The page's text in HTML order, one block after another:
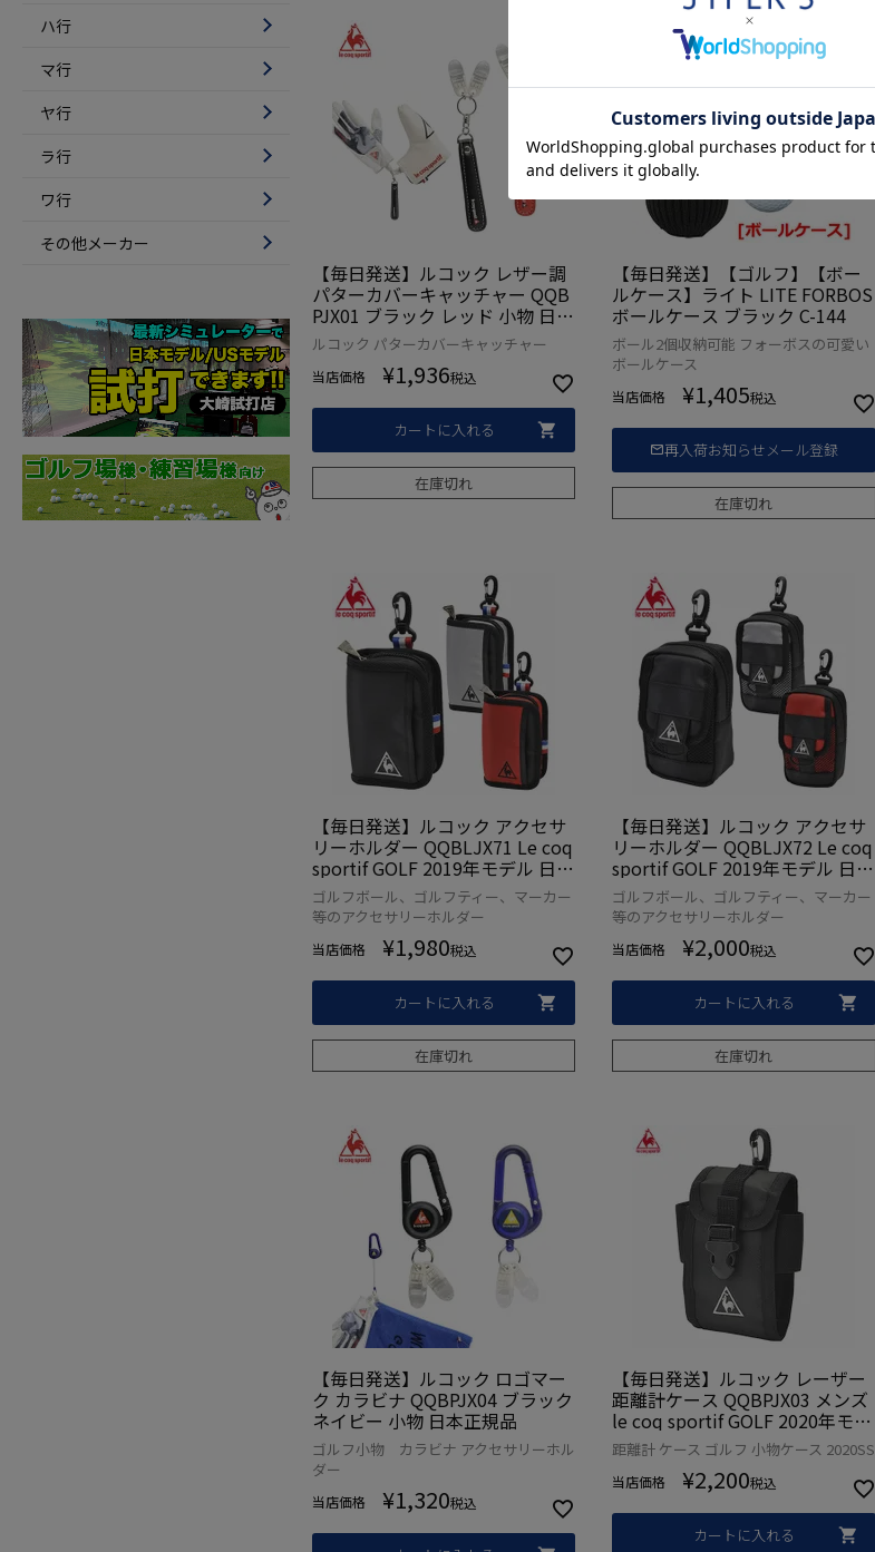
ハ行
マ行
ヤ行
ラ行
ワ行
その他メーカー
【毎日発送】ルコック レザー調
パターカバーキャッチャー QQB
PJX01 ブラック レッド 小物 日本
正規品
ルコック パターカバーキャッチャー
当店価格 ¥1,936税込
カートに入れる
在庫切れ
【毎日発送】【ゴルフ】【ボー
ルケース】ライト LITE FORBOS
ボールケース ブラック C-144
ボール2個収納可能 フォーボスの可愛い
ボールケース
当店価格 ¥1,405税込
再入荷お知らせメール登録
在庫切れ
【毎日発送】ルコック アクセサ
リーホルダー QQBLJX71 Le coq
sportif GOLF 2019年モデル 日本
正規品
ゴルフボール、ゴルフティー、マーカー
等のアクセサリーホルダー
当店価格 ¥1,980税込
カートに入れる
在庫切れ
【毎日発送】ルコック アクセサ
リーホルダー QQBLJX72 Le coq
sportif GOLF 2019年モデル 日本
正規品
ゴルフボール、ゴルフティー、マーカー
等のアクセサリーホルダー
当店価格 ¥2,000税込
カートに入れる
在庫切れ
【毎日発送】ルコック ロゴマー
ク カラビナ QQBPJX04 ブラック
ネイビー 小物 日本正規品
ゴルフ小物 カラビナ アクセサリーホル
ダー
当店価格 ¥1,320税込
【毎日発送】ルコック レーザー
距離計ケース QQBPJX03 メンズ
le coq sportif GOLF 2020年モデ
ル
距離計 ケース ゴルフ 小物ケース 2020SS
当店価格 ¥2,200税込
カートに入れる